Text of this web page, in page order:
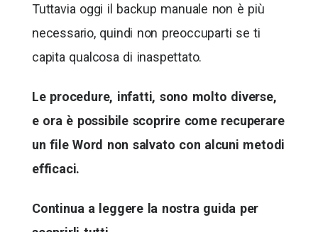
Tuttavia oggi il backup manuale non è più
necessario, quindi non preoccuparti se ti
capita qualcosa di inaspettato.
Le procedure, infatti, sono molto diverse,
e ora è possibile scoprire come recuperare
un file Word non salvato con alcuni metodi
efficaci.
Continua a leggere la nostra guida per